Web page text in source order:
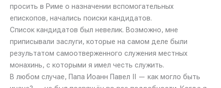
просить в Риме о назначении вспомогательных
епископов, начались поиски кандидатов.
Список кандидатов был невелик. Возможно, мне
приписывали заслуги, которые на самом деле были
результатом самоотверженного служения местных
монахинь, с которыми я имел честь служить.
В любом случае, Папа Иоанн Павел II — как могло быть